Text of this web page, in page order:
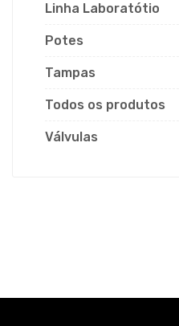
Linha Laboratótio
Potes
Tampas
Todos os produtos
Válvulas